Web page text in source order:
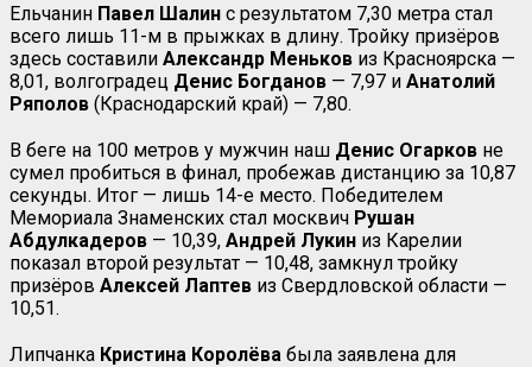
Ельчанин Павел Шалин с результатом 7,30 метра стал
всего лишь 11-м в прыжках в длину. Тройку призёров
здесь составили Александр Меньков из Красноярска —
8,01, волгоградец Денис Богданов — 7,97 и Анатолий
Ряполов (Краснодарский край) — 7,80.
В беге на 100 метров у мужчин наш Денис Огарков не
сумел пробиться в финал, пробежав дистанцию за 10,87
секунды. Итог — лишь 14-е место. Победителем
Мемориала Знаменских стал москвич Рушан
Абдулкадеров — 10,39, Андрей Лукин из Карелии
показал второй результат — 10,48, замкнул тройку
призёров Алексей Лаптев из Свердловской области —
10,51.
Липчанка Кристина Королёва была заявлена для